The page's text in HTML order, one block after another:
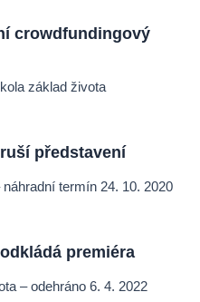
crowdfundingový
základ života
představení
náhradní termín 24. 10. 2020
premiéra
–odehráno 6. 4. 2022